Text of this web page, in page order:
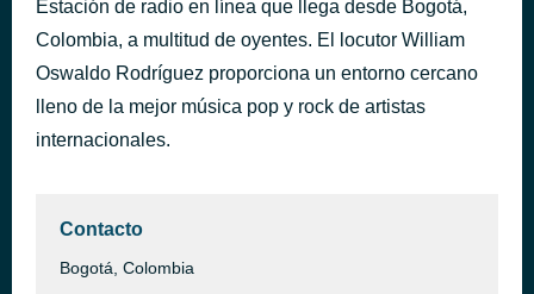
Bad Boys
Inner Circle
Dancing In The Movies (128 kbps)
051 'Footloose'
hace 6 horas
Estación de radio en línea que llega desde Bogotá,
Colombia, a multitud de oyentes. El locutor William
Oswaldo Rodríguez proporciona un entorno cercano
lleno de la mejor música pop y rock de artistas
internacionales.
Contacto
Bogotá, Colombia